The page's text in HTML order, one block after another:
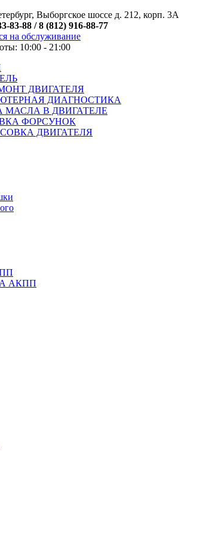
Выборгское шоссе д. 212, корп. 3А
83-88 / 8 (812) 916-88-77
на обслуживание
10:00 - 21:00
ДВИГАТЕЛЯ
ДИАГНОСТИКА
МАСЛА В ДВИГАТЕЛЕ
ФОРСУНОК
ДВИГАТЕЛЯ
АКПП